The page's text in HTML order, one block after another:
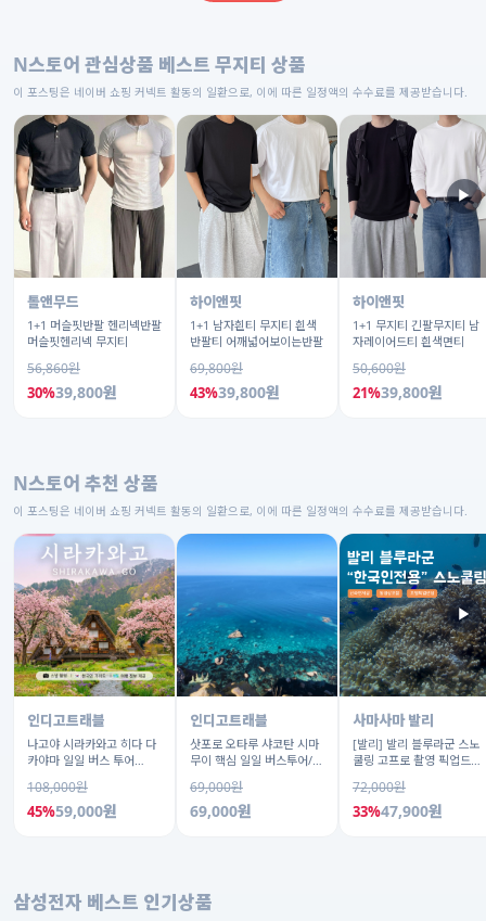
N스토어 관심상품 베스트 무지티 상품
이 포스팅은 네이버 쇼핑 커넥트 활동의 일환으로, 이에 따른 일정액의 수수료를 제공받습니다.
톨앤무드
1+1 머슬핏반팔 헨리넥반팔
머슬핏헨리넥 무지티
56,860원
30%39,800원
하이앤핏
1+1 남자흰티 무지티 흰색
반팔티 어깨넓어보이는반팔
69,800원
43%39,800원
하이앤핏
1+1 무지티 긴팔무지티 남
자레이어드티 흰색면티
50,600원
21%39,800원
▶
N스토어 추천 상품
이 포스팅은 네이버 쇼핑 커넥트 활동의 일환으로, 이에 따른 일정액의 수수료를 제공받습니다.
인디고트래블
나고야 시라카와고 히다 다
카야마 일일 버스 투어
108,000원
45%59,000원
인디고트래블
삿포로 오타루 샤코탄 시마
무이 핵심 일일 버스투어/
69,000원
69,000원
사마사마 발리
[발리] 발리 블루라군 스노
쿨링 고프로 촬영 픽업드랍
호 열대어
72,000원
33%47,900원
▶
삼성전자 베스트 인기상품